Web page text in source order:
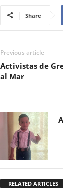
Share
Previous article
Activistas de
al Mar
RELATED ARTICLES